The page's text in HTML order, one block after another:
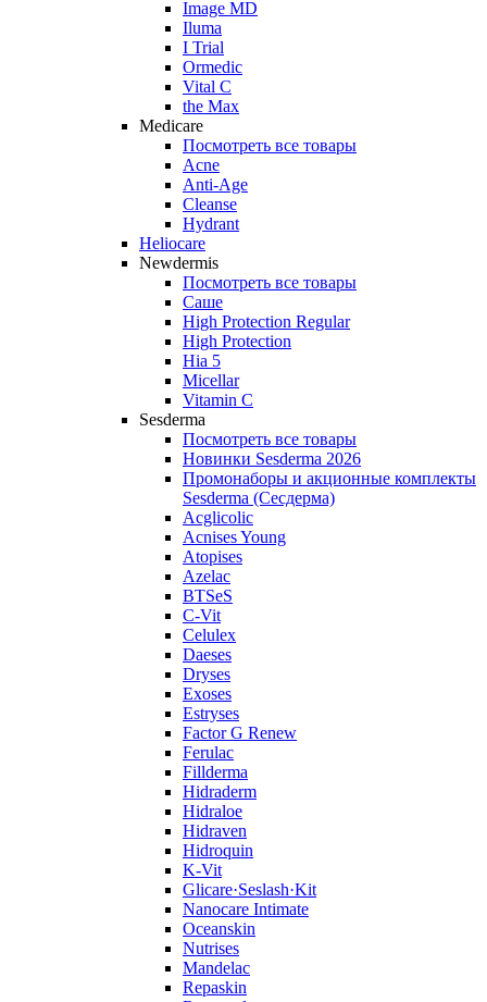
Image MD
Iluma
I Trial
Ormedic
Vital C
the Max
Medicare
Посмотреть все товары
Acne
Anti‑Age
Cleanse
Hydrant
Heliocare
Newdermis
Посмотреть все товары
Саше
High Protection Regular
High Protection
Hia 5
Micellar
Vitamin C
Sesderma
Посмотреть все товары
Новинки Sesderma 2026
Промонаборы и акционные комплекты
Sesderma (Сесдерма)
Acglicolic
Acnises Young
Atopises
Azelac
BTSeS
C‑Vit
Celulex
Daeses
Dryses
Exoses
Estryses
Factor G Renew
Ferulac
Fillderma
Hidraderm
Hidraloe
Hidraven
Hidroquin
K-Vit
Glicare·Seslash·Kit
Nanocare Intimate
Oceanskin
Nutrises
Mandelac
Repaskin